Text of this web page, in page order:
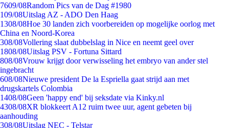
7609/08Random Pics van de Dag #1980
109/08Uitslag AZ - ADO Den Haag
1308/08Hoe 30 landen zich voorbereiden op mogelijke oorlog met
China en Noord-Korea
308/08Vollering slaat dubbelslag in Nice en neemt geel over
1808/08Uitslag PSV - Fortuna Sittard
808/08Vrouw krijgt door verwisseling het embryo van ander stel
ingebracht
608/08Nieuwe president De la Espriella gaat strijd aan met
drugskartels Colombia
1408/08Geen 'happy end' bij seksdate via Kinky.nl
4308/08XR blokkeert A12 ruim twee uur, agent gebeten bij
aanhouding
308/08Uitslag NEC - Telstar